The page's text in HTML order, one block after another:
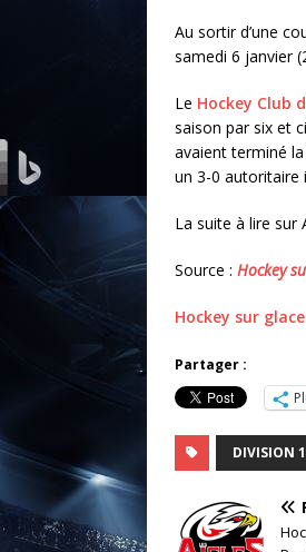
Au sortir d’une
samedi 6 janvier
Le Hockey Club
saison par six et
avaient terminé
un 3-0 autoritaire
La suite à lire sur
Source : Hockey
Hockey sur
Partager :
DIVISION 1